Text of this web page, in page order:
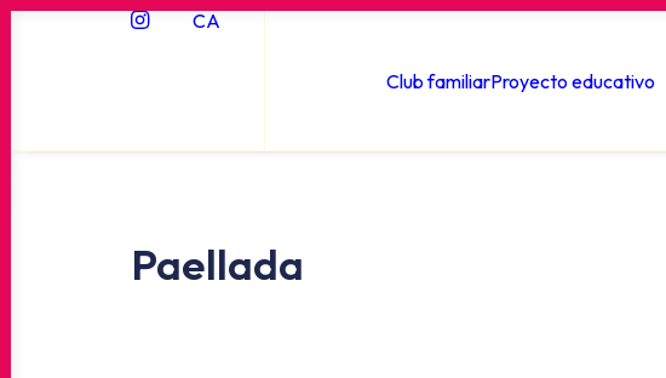
CA
Club familiarProyecto educativo
Paellada